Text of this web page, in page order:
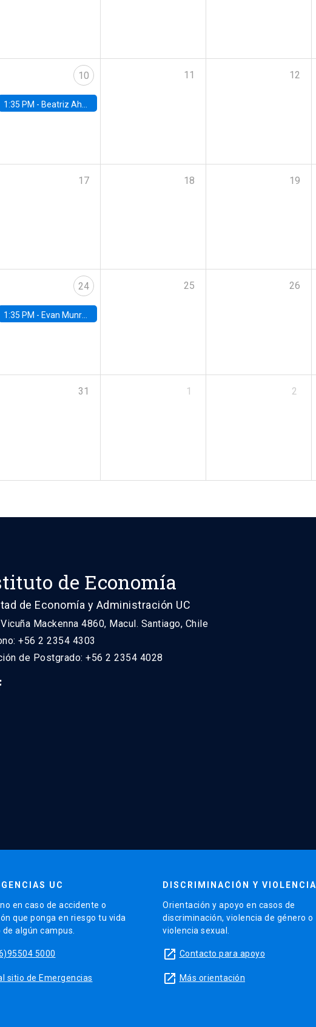
10
1:35 PM - Beatriz Ahumada, PhD candidate, Universidad de Pittsburgh
11 12
17 18 19
24
1:35 PM - Evan Munro, Neyman Visiting Assistant Professor in the Department of Statistics at UC Berkeley
25 26
31 1 2
de Economía
de Economía y Administración UC
Mackenna 4860, Macul. Santiago, Chile
+56 2 2354 4303
de Postgrado: +56 2 2354 4028
UC
en caso de accidente o
que ponga en riesgo tu vida
algún campus.
5000
sitio de Emergencias
DISCRIMINACIÓN Y VIOLENCIA
Orientación y apoyo en casos de
discriminación, violencia de género o
violencia sexual.
launch Contacto para apoyo
launch Más orientación